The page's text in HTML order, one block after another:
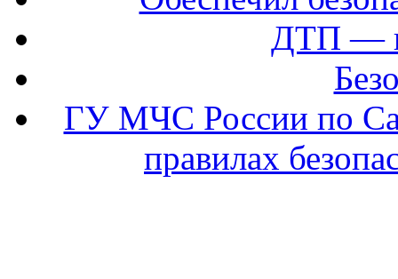
ДТП —
ГУ МЧС России по
правилах